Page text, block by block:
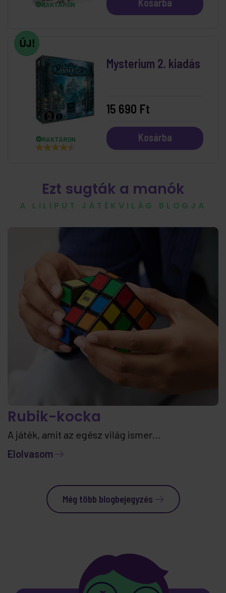
RAKTÁRON Kosárba
RAKTÁRON
Mysterium 2. kiadás
15 690 Ft
Kosárba
Ezt sugták a manók
A LILIPUT JÁTÉKVILÁG BLOGJA
Rubik-kocka
A játék, amit az egész világ ismer...
Elolvasom
Még több blogbejegyzés